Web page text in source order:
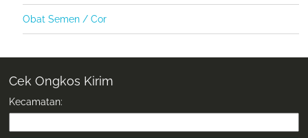
Obat Semen / Cor
Cek Ongkos Kirim
Kecamatan: